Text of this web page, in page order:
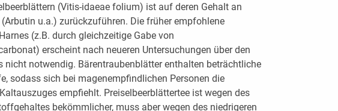
(Vitis-idaeae folium) ist auf deren Gehalt an
u.a.) zurückzuführen. Die früher empfohlene
(z.B. durch gleichzeitige Gabe von
erscheint nach neueren Untersuchungen über den
nicht notwendig. Bärentraubenblätter enthalten beträchtliche
sodass sich bei magenempfindlichen Personen die
empfiehlt. Preiselbeerblättertee ist wegen des
bekömmlicher, muss aber wegen des niedrigeren